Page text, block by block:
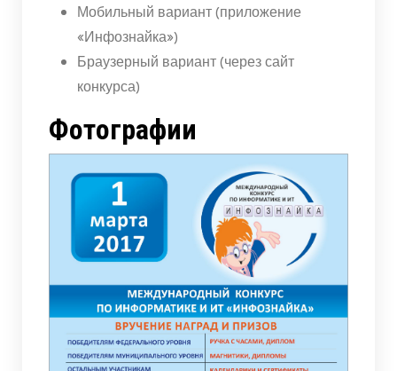
Мобильный вариант (приложение
«Инфознайка»)
Браузерный вариант (через сайт
конкурса)
Фотографии